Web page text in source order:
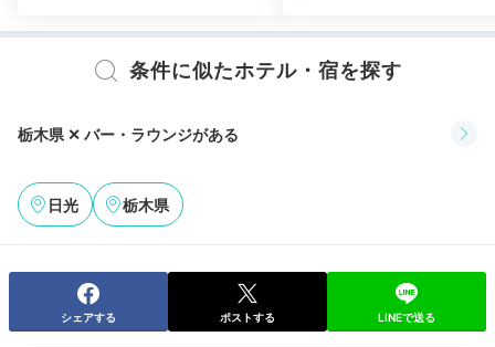
Onsen
朝から爽やかに
大浴場ですっきりと
条件に似たホテル・宿を探す
栃木県 ✕ バー・ラウンジがある
日光 栃木県
シェアする ポストする LINEで送る